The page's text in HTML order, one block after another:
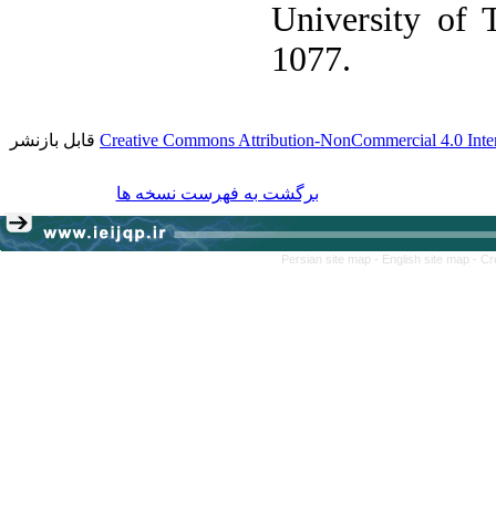
University of
1077.
Creative Commons Attribution-NonCommercial 4.0 قابل بازنشر
برگشت به فهرست نسخه ها
Persian site map - English site map -